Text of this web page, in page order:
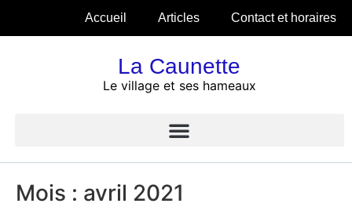
Accueil Articles Contact et horaires
La Caunette
Le village et ses hameaux
Mois : avril 2021